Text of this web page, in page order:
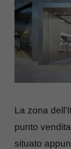
La zona
punto
situato